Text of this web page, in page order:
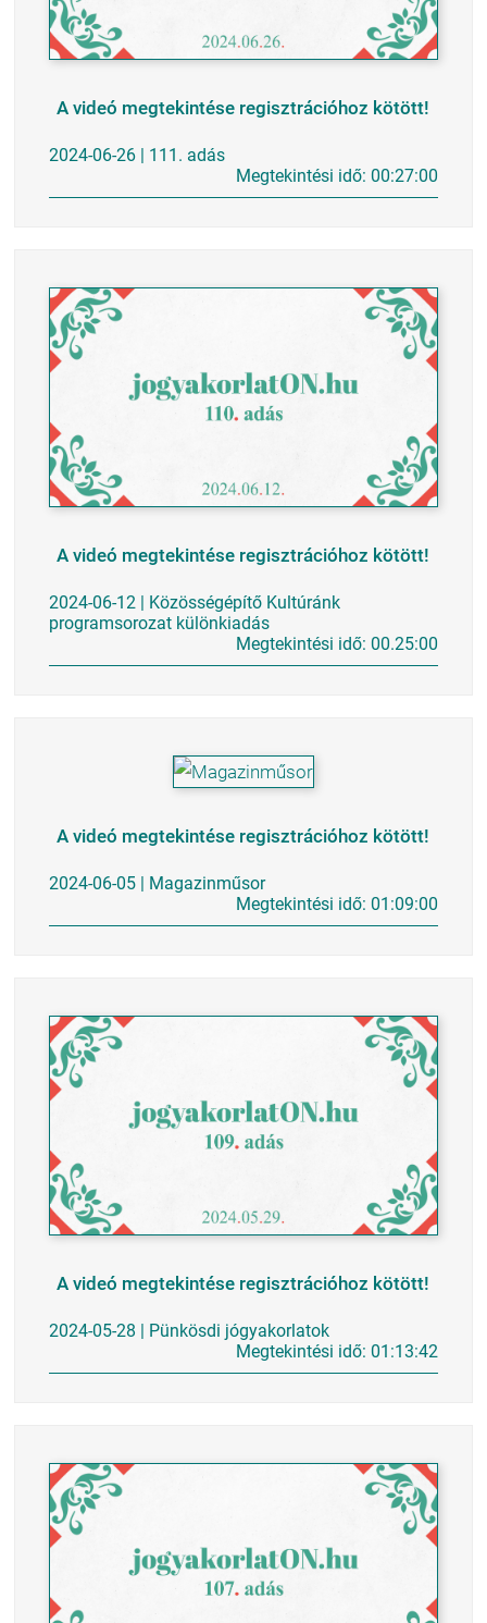
A videó megtekintése regisztrációhoz kötött!
2024-06-26 | 111. adás
Megtekintési idő: 00:27:00
A videó megtekintése regisztrációhoz kötött!
2024-06-12 | Közösségépítő Kultúránk
programsorozat különkiadás
Megtekintési idő: 00.25:00
A videó megtekintése regisztrációhoz kötött!
2024-06-05 | Magazinműsor
Megtekintési idő: 01:09:00
A videó megtekintése regisztrációhoz kötött!
2024-05-28 | Pünkösdi jógyakorlatok
Megtekintési idő: 01:13:42